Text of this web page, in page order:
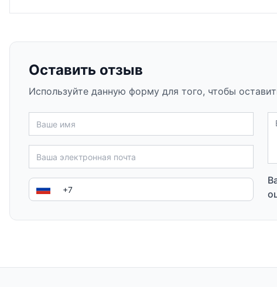
Оставить отзыв
Используйте данную форму для того, чтобы